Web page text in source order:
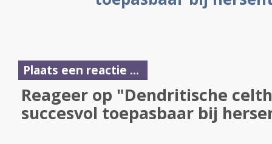
Plaats een reactie ...
Reageer op "Dendritische
succesvol toepasbaar bij